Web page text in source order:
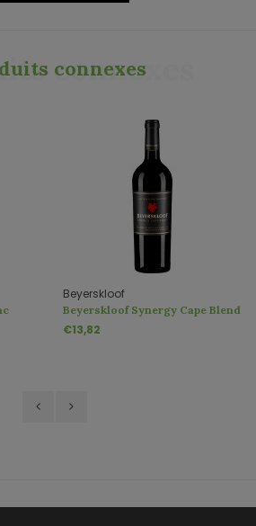
connexes
connexes
Beyerskloof
Beyerskloof Synergy Cape Blend
€13,82